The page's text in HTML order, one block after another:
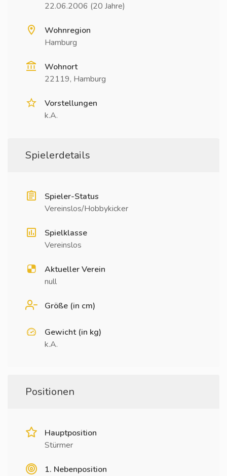
22.06.2006 (20 Jahre)
Wohnregion
Hamburg
Wohnort
22119, Hamburg
Vorstellungen
k.A.
Spielerdetails
Spieler-Status
Vereinslos/Hobbykicker
Spielklasse
Vereinslos
Aktueller Verein
null
Größe (in cm)
Gewicht (in kg)
k.A.
Positionen
Hauptposition
Stürmer
1. Nebenposition